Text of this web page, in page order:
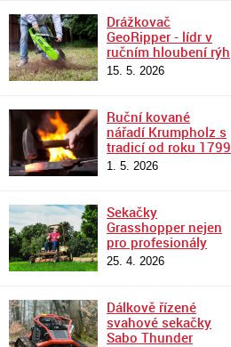
Drážkovač
GeoRipper - lídr v
ručním hloubení rýh
15. 5. 2026
Ruční kované
nářadí Krumpholz s
tradicí od roku 1799
1. 5. 2026
Sekačky
Grasshopper nejen
pro profesionály
25. 4. 2026
Dálkově řízené
svahové sekačky
Sabo Thunder